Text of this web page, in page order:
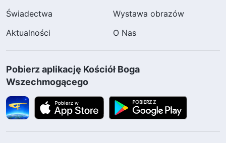
Świadectwa
Wystawa obrazów
Aktualności
O Nas
Pobierz aplikację Kościół Boga
Wszechmogącego